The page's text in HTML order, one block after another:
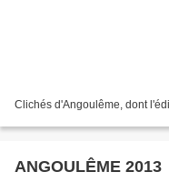
Clichés d'Angoulême, dont
ANGOULÊME 2013